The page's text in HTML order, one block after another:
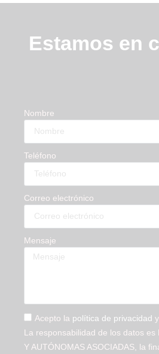
Estamos en
Nombre
Teléfono
Correo electrónico
Mensaje
Acepto la política de privacidad
La responsabilidad de los datos es
Y AUTÓNOMAS ASOCIADAS, la